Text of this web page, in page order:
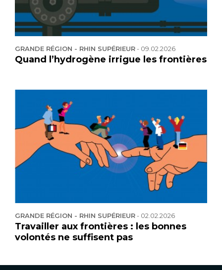
GRANDE RÉGION - RHIN SUPÉRIEUR- 09.02.2026
Quand l’hydrogène irrigue les frontières
GRANDE RÉGION - RHIN SUPÉRIEUR- 02.02.2026
Travailler aux frontières : les bonnes
volontés ne suffisent pas